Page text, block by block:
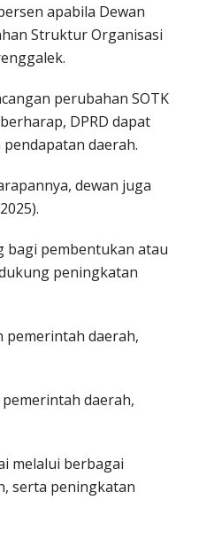
apabila Dewan
Struktur Organisasi
perubahan SOTK
DPRD dapat
daerah.
dewan juga
bagi pembentukan atau
peningkatan
pemerintah daerah,
daerah,
melalui berbagai
serta peningkatan